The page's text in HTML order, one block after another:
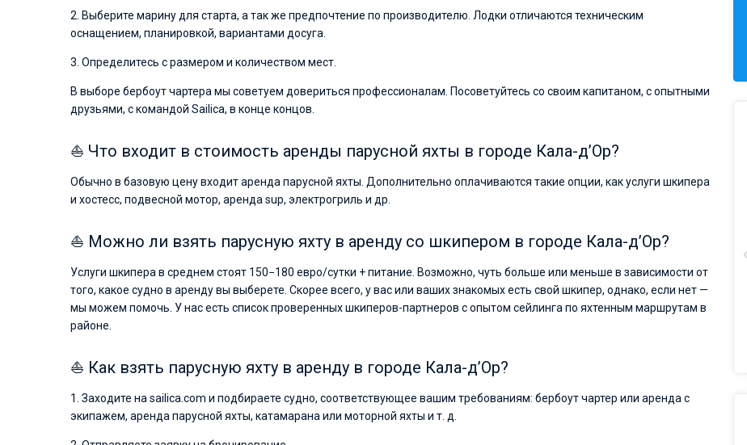
2. Выберите марину для старта, а так же предпочтение по производителю. Лодки отличаются техническим
оснащением, планировкой, вариантами досуга.
3. Определитесь с размером и количеством мест.
В выборе бербоут чартера мы советуем довериться профессионалам. Посоветуйтесь со своим капитаном, с опытными
друзьями, с командой Sailica, в конце концов.
⛵ Что входит в стоимость аренды парусной яхты в городе Кала-д’Ор?
Обычно в базовую цену входит аренда парусной яхты. Дополнительно оплачиваются такие опции, как услуги шкипера
и хостесс, подвесной мотор, аренда sup, электрогриль и др.
⛵ Можно ли взять парусную яхту в аренду со шкипером в городе Кала-д’Ор?
Услуги шкипера в среднем стоят 150−180 евро/сутки + питание. Возможно, чуть больше или меньше в зависимости от
того, какое судно в аренду вы выберете. Скорее всего, у вас или ваших знакомых есть свой шкипер, однако, если нет —
мы можем помочь. У нас есть список проверенных шкиперов-партнеров с опытом сейлинга по яхтенным маршрутам в
районе.
⛵ Как взять парусную яхту в аренду в городе Кала-д’Ор?
1. Заходите на sailica.com и подбираете судно, соответствующее вашим требованиям: бербоут чартер или аренда с
экипажем, аренда парусной яхты, катамарана или моторной яхты и т. д.
Валерий Коваль
Друзья, хотелось бы сказать несколько добрых
компании на всех этапах мероприятия, при
исчерпывающие ответы на все вопросы,
информационную поддержку и разрешение
вопросов связанных с различными
организационными вопросами.